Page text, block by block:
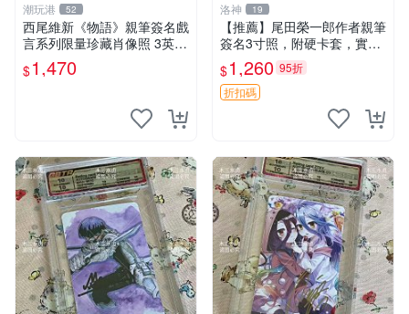
潮玩港 52
西尾維新《物語》親筆簽名戲
言系列限量珍藏肖像照 3英寸
收藏家私人典藏 物語系列 親
筆簽名 戲言 照片
$1,470
洛神 19
【推薦】尾田榮一郎作者親筆
簽名3寸照，附硬卡套，實拍
圖，真粉必收 SignedPhoto
OnePiece 3inch Cardbride
實拍圖 簽名
$1,260 95折
折扣碼